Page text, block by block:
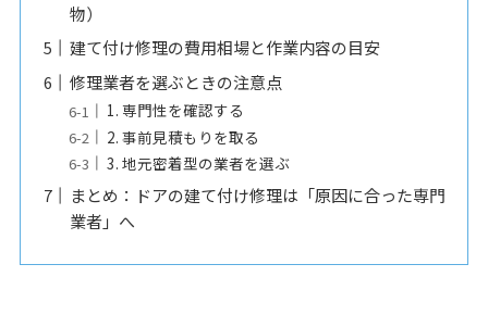
物）
建て付け修理の費用相場と作業内容の目安
修理業者を選ぶときの注意点
1. 専門性を確認する
2. 事前見積もりを取る
3. 地元密着型の業者を選ぶ
まとめ：ドアの建て付け修理は「原因に合った専門
業者」へ